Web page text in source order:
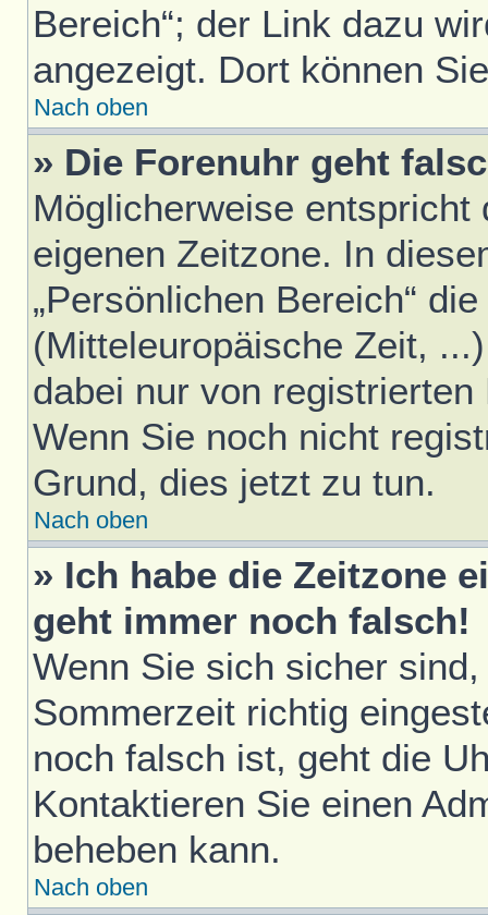
Bereich“; der Link dazu
angezeigt. Dort können
Nach oben
» Die Forenuhr geht
Möglicherweise
eigenen Zeitzone. In
„Persönlichen Bereich“
(Mitteleuropäische Zeit,
dabei nur von
Wenn Sie noch nicht
Grund, dies jetzt zu tun.
Nach oben
» Ich habe die Zeitzone
geht immer noch falsch!
Wenn Sie sich sicher
Sommerzeit richtig
noch falsch ist, geht die
Kontaktieren Sie einen
beheben kann.
Nach oben